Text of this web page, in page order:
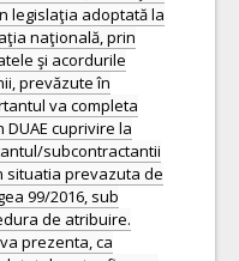
legislaţia adoptată la
naţională, prin
şi acordurile
prevăzute în
va completa
cuprivire la
subcontractantii
situatia prevazuta de
99/2016, sub
de atribuire.
prezenta, ca